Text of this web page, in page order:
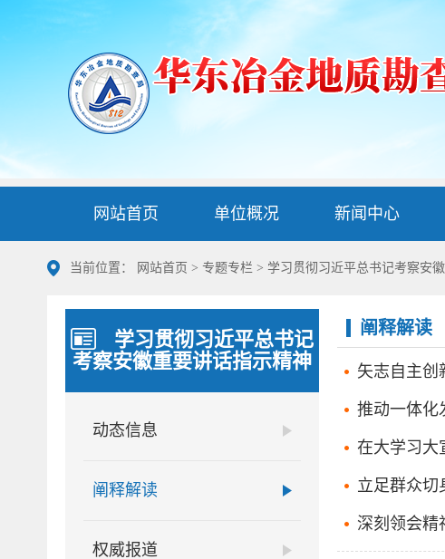
网站首页 单位概况 新闻中心
当前位置： 网站首页 > 专题专栏 > 学习贯彻习近平总书记考察安
学习贯彻习近平总书记
考察安徽重要讲话指示精神
动态信息
阐释解读
权威报道
阐释解读
矢志自主创
推动一体化
在大学习大
立足群众切
深刻领会精